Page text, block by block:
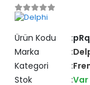
Ürün Kodu
Marka
Kategori
Stok
Var